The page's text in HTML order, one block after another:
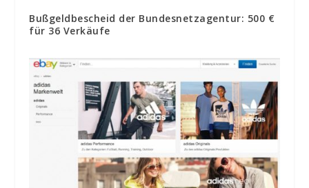
Bußgeldbescheid der Bundesnetzagentur: 500 €
für 36 Verkäufe